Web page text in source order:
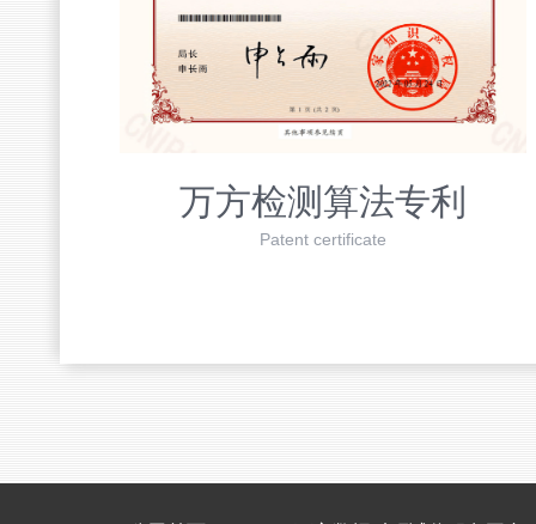
万方检测算法专利
Patent certificate